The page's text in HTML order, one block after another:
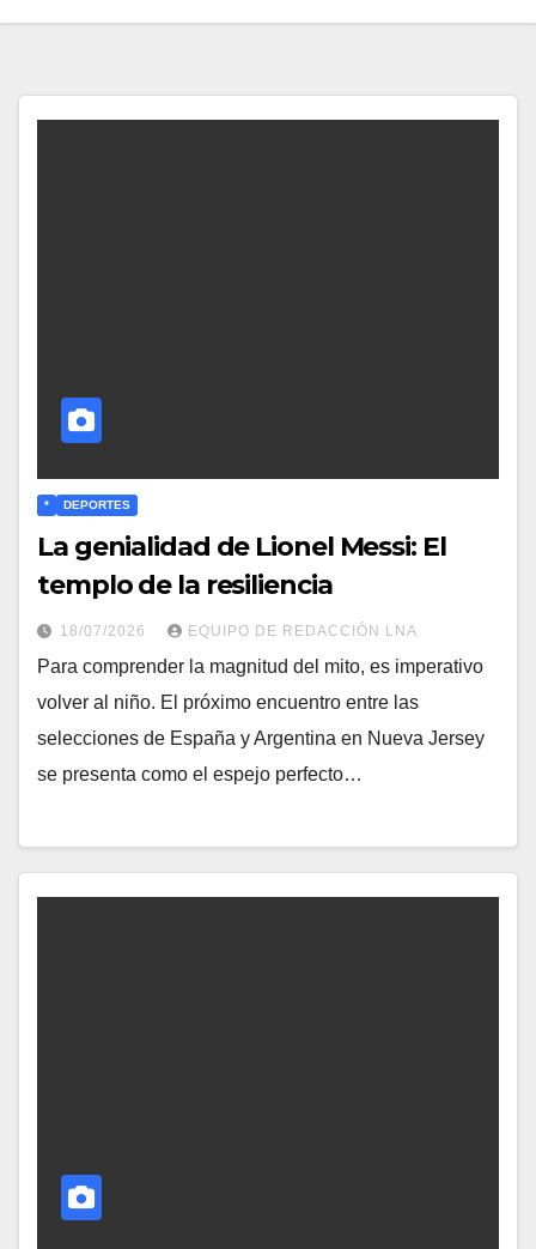
* DEPORTES
La genialidad de Lionel Messi: El
templo de la resiliencia
18/07/2026 EQUIPO DE REDACCIÓN LNA
​Para comprender la magnitud del mito, es imperativo
volver al niño. El próximo encuentro entre las
selecciones de España y Argentina en Nueva Jersey
se presenta como el espejo perfecto…